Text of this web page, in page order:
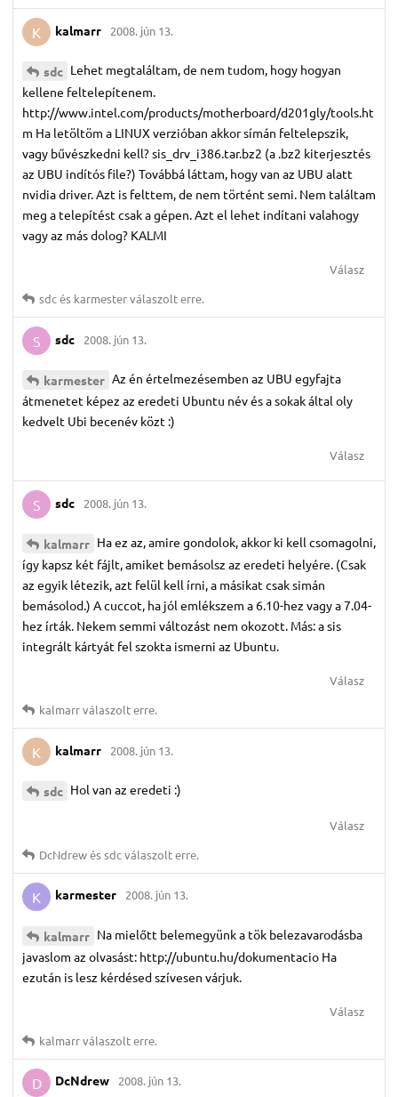
K kalmarr 2008. jún 13.
sdc Lehet megtaláltam, de nem tudom, hogy hogyan
kellene feltelepítenem.
http://www.intel.com/products/motherboard/d201gly/tools.ht
m Ha letöltöm a LINUX verzióban akkor símán feltelepszik,
vagy bűvészkedni kell? sis_drv_i386.tar.bz2 (a .bz2 kiterjesztés
az UBU indítós file?) Továbbá láttam, hogy van az UBU alatt
nvidia driver. Azt is felttem, de nem történt semi. Nem találtam
meg a telepítést csak a gépen. Azt el lehet indítani valahogy
vagy az más dolog? KALMI
Válasz
sdcés karmesterválaszolt erre.
S sdc 2008. jún 13.
karmester Az én értelmezésemben az UBU egyfajta
átmenetet képez az eredeti Ubuntu név és a sokak által oly
kedvelt Ubi becenév közt :)
Válasz
S sdc 2008. jún 13.
kalmarr Ha ez az, amire gondolok, akkor ki kell csomagolni,
így kapsz két fájlt, amiket bemásolsz az eredeti helyére. (Csak
az egyik létezik, azt felül kell írni, a másikat csak simán
bemásolod.) A cuccot, ha jól emlékszem a 6.10-hez vagy a 7.04-
hez írták. Nekem semmi változást nem okozott. Más: a sis
integrált kártyát fel szokta ismerni az Ubuntu.
Válasz
kalmarrválaszolt erre.
K kalmarr 2008. jún 13.
sdc Hol van az eredeti :)
Válasz
DcNdrewéssdcválaszolt erre.
K karmester 2008. jún 13.
kalmarr Na mielőtt belemegyünk a tök belezavarodásba
javaslom az olvasást: http://ubuntu.hu/dokumentacio Ha
ezután is lesz kérdésed szívesen várjuk.
Válasz
kalmarrválaszolt erre.
D DcNdrew 2008. jún 13.